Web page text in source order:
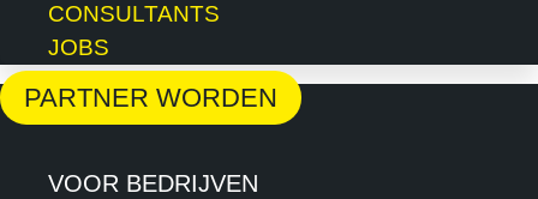
CONSULTANTS
JOBS
PARTNER WORDEN
VOOR BEDRIJVEN